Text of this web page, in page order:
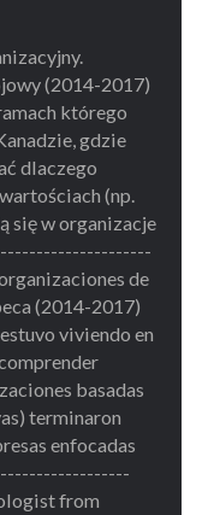
(2014-2017)
którego
gdzie
dlaczego
(np.
się w organizacje
----------------------
de
(2014-2017)
viviendo en
basadas
terminaron
enfocadas
from